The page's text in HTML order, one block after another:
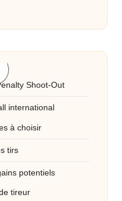
Table of Content
Shoot-Out
international
à choisir
tirs
potentiels
tireur